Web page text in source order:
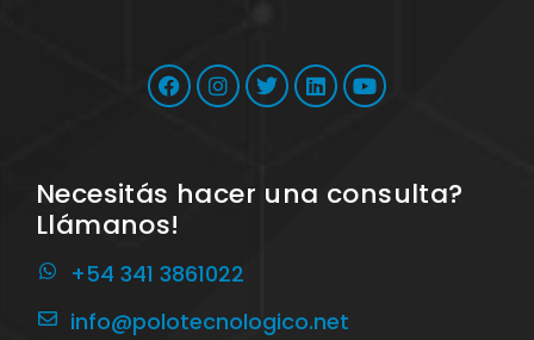
Necesitás hacer una consulta?
Llámanos!
+54 341 3861022
info@polotecnologico.net